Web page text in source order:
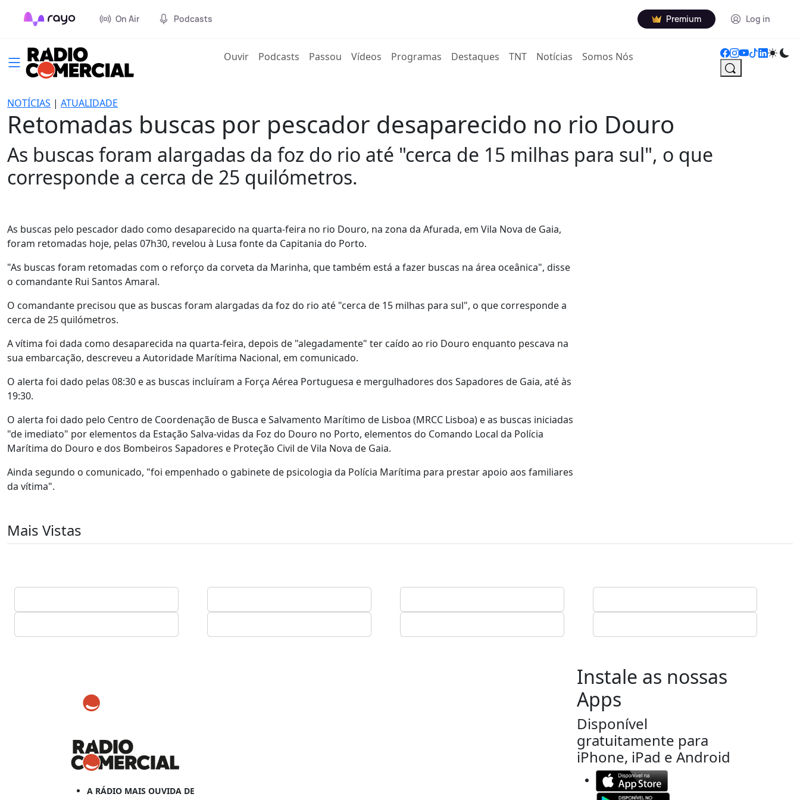
On Air Podcasts Premium Log in
Ouvir(current)
Podcasts Passou Vídeos Programas Destaques TNT Notícias Somos Nós
NOTÍCIAS | ATUALIDADE
Retomadas buscas por pescador desaparecido no rio Douro
As buscas foram alargadas da foz do rio até "cerca de 15 milhas para sul", o que
corresponde a cerca de 25 quilómetros.
As buscas pelo pescador dado como desaparecido na quarta-feira no rio Douro, na zona da Afurada, em Vila Nova de Gaia,
foram retomadas hoje, pelas 07h30, revelou à Lusa fonte da Capitania do Porto.
"As buscas foram retomadas com o reforço da corveta da Marinha, que também está a fazer buscas na área oceânica", disse
o comandante Rui Santos Amaral.
O comandante precisou que as buscas foram alargadas da foz do rio até "cerca de 15 milhas para sul", o que corresponde a
cerca de 25 quilómetros.
A vítima foi dada como desaparecida na quarta-feira, depois de "alegadamente" ter caído ao rio Douro enquanto pescava na
sua embarcação, descreveu a Autoridade Marítima Nacional, em comunicado.
O alerta foi dado pelas 08:30 e as buscas incluíram a Força Aérea Portuguesa e mergulhadores dos Sapadores de Gaia, até às
19:30.
O alerta foi dado pelo Centro de Coordenação de Busca e Salvamento Marítimo de Lisboa (MRCC Lisboa) e as buscas iniciadas
"de imediato" por elementos da Estação Salva-vidas da Foz do Douro no Porto, elementos do Comando Local da Polícia
Marítima do Douro e dos Bombeiros Sapadores e Proteção Civil de Vila Nova de Gaia.
Ainda segundo o comunicado, "foi empenhado o gabinete de psicologia da Polícia Marítima para prestar apoio aos familiares
da vítima".
Mais Vistas
A RÁDIO MAIS OUVIDA DE
Instale as nossas
Apps
Disponível
gratuitamente para
iPhone, iPad e Android